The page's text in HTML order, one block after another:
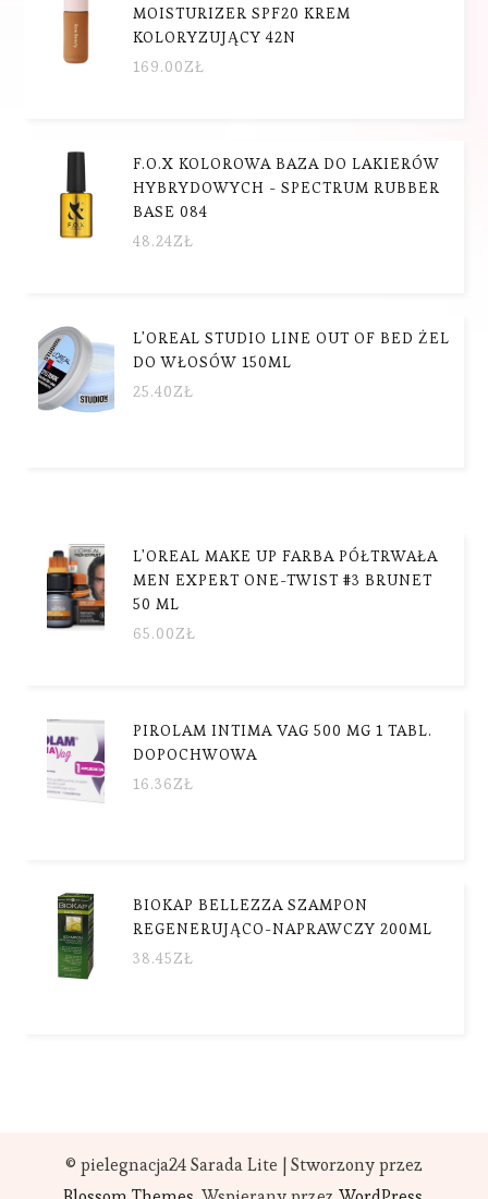
MOISTURIZER SPF20 KREM
KOLORYZUJĄCY 42N
169.00ZŁ
F.O.X KOLOROWA BAZA DO LAKIERÓW
HYBRYDOWYCH - SPECTRUM RUBBER
BASE 084
48.24ZŁ
L'OREAL STUDIO LINE OUT OF BED ŻEL
DO WŁOSÓW 150ML
25.40ZŁ
L'OREAL MAKE UP FARBA PÓŁTRWAŁA
MEN EXPERT ONE-TWIST #3 BRUNET
50 ML
65.00ZŁ
PIROLAM INTIMA VAG 500 MG 1 TABL.
DOPOCHWOWA
16.36ZŁ
BIOKAP BELLEZZA SZAMPON
REGENERUJĄCO-NAPRAWCZY 200ML
38.45ZŁ
© pielegnacja24Sarada Lite | Stworzony przez